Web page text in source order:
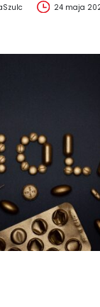
24 maja